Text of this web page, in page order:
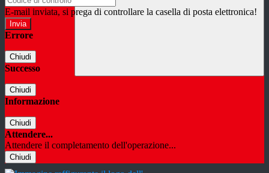
E-mail inviata, si prega di controllare la casella di posta elettronica!
Errore
Chiudi
Successo
Chiudi
Informazione
Chiudi
Attendere...
Attendere il completamento dell'operazione...
Chiudi